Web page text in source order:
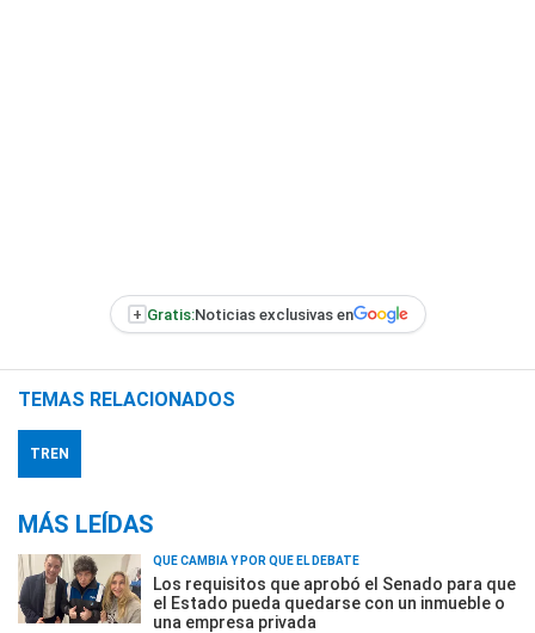
+ Gratis:Noticias exclusivas en
TEMAS RELACIONADOS
TREN
MÁS LEÍDAS
QUÉ CAMBIA Y POR QUÉ EL DEBATE
Los requisitos que aprobó el Senado para que
el Estado pueda quedarse con un inmueble o
una empresa privada